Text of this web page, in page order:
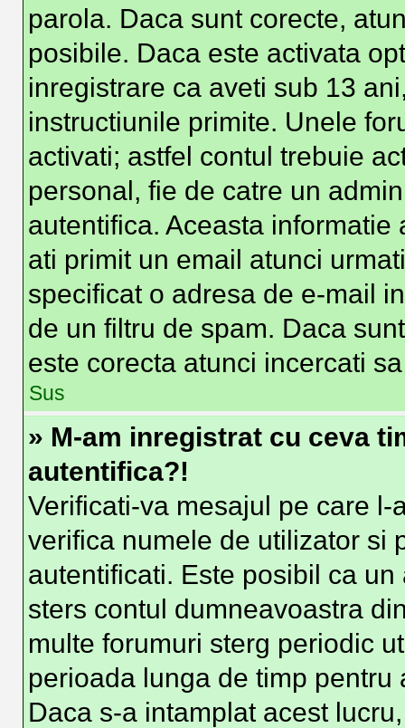
parola. Daca sunt corecte,
posibile. Daca este activata
inregistrare ca aveti sub 13
instructiunile primite. Unele
activati; astfel contul trebuie
personal, fie de catre un
autentifica. Aceasta
ati primit un email atunci
specificat o adresa de e-mail
de un filtru de spam. Daca
este corecta atunci incercati
Sus
» M-am inregistrat cu ceva
autentifica?!
Verificati-va mesajul pe care
verifica numele de utilizator si
autentificati. Este posibil ca
sters contul dumneavoastra
multe forumuri sterg periodic
perioada lunga de timp
Daca s-a intamplat acest